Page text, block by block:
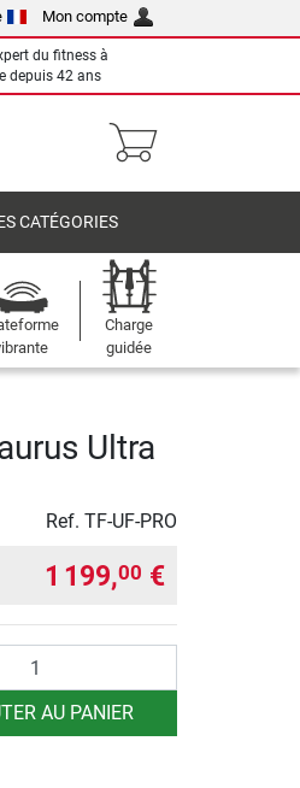
Mon compte
du fitness à
depuis 42 ans
CATÉGORIES
Charge
guidée
Ultra
Ref. TF-UF-PRO
1 199,00 €
AU PANIER